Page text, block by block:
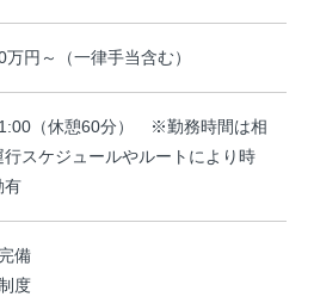
万円～（一律手当含む）
（休憩60分） ※勤務時間は相
スケジュールやルートにより時
有
備
度